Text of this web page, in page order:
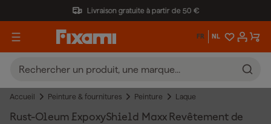
Livraison gratuite à partir de 50 €
FR NL
Accueil Peinture & fournitures Peinture Laque
Rust-Oleum ExpoxyShield Maxx Revêtement de